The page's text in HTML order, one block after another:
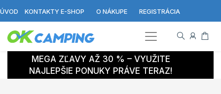
ÚVOD KONTAKTY E-SHOP O NÁKUPE REGISTRÁCIA
MEGA ZĽAVY AŽ 30 % – VYUŽITE
NAJLEPŠIE PONUKY PRÁVE TERAZ!